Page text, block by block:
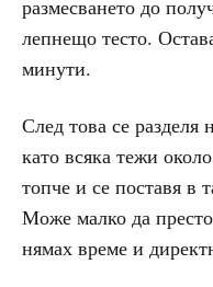
размесването до
лепнещо тесто.
минути.
След това се разделя
като всяка тежи
топче и се поставя в
Може малко да
нямах време и